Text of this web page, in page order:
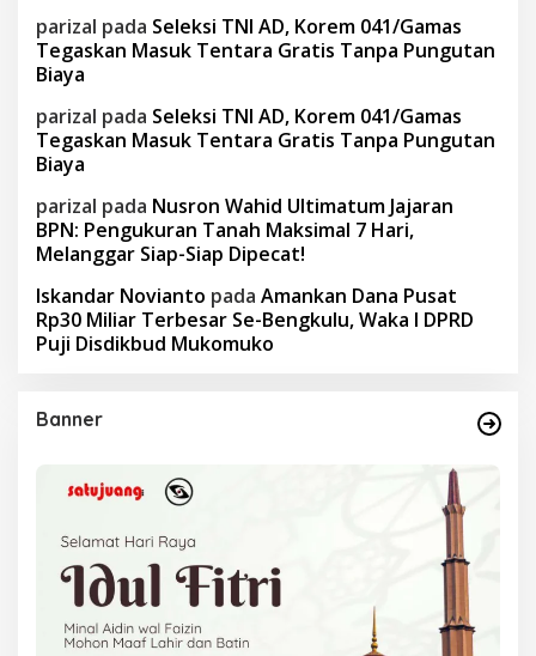
parizal pada Seleksi TNI AD, Korem 041/Gamas
Tegaskan Masuk Tentara Gratis Tanpa Pungutan
Biaya
parizal pada Seleksi TNI AD, Korem 041/Gamas
Tegaskan Masuk Tentara Gratis Tanpa Pungutan
Biaya
parizal pada Nusron Wahid Ultimatum Jajaran
BPN: Pengukuran Tanah Maksimal 7 Hari,
Melanggar Siap-Siap Dipecat!
Iskandar Novianto pada Amankan Dana Pusat
Rp30 Miliar Terbesar Se-Bengkulu, Waka I DPRD
Puji Disdikbud Mukomuko
Banner